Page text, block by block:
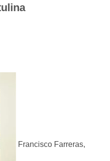
Francisco Farreras,